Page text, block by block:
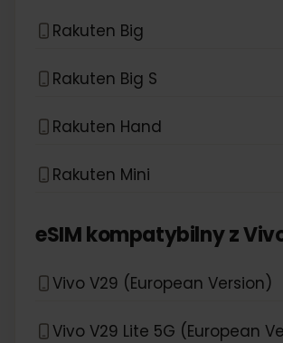
Rakuten Big
Rakuten Big S
Rakuten Hand
Rakuten Mini
eSIM kompatybilny z
Vivo V29 (European Version)
Vivo V29 Lite 5G (European